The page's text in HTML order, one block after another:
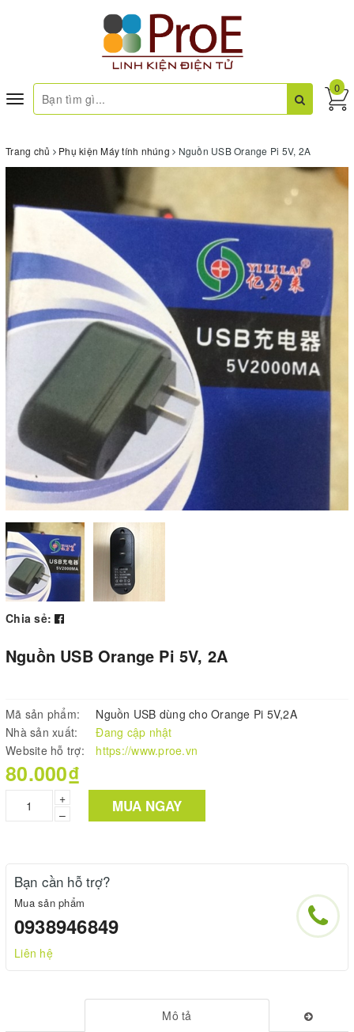
Toggle
navigation
0
Trang chủ Phụ kiện Máy tính nhúng Nguồn USB Orange Pi 5V, 2A
Chia sẻ:
Nguồn USB Orange Pi 5V, 2A
Mã sản phẩm:
Nguồn USB dùng cho Orange Pi 5V,2A
Nhà sản xuất:
Đang cập nhật
Website hỗ trợ:
https://www.proe.vn
80.000₫
+
–
MUA NGAY
Bạn cần hỗ trợ?
Mua sản phẩm
0938946849
Liên hệ
Mô tả